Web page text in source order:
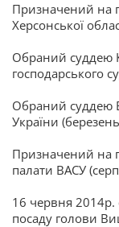
Призначений на
Херсонської
Обраний суддею
господарського
Обраний суддею
України
Призначений на
палати ВАСУ
16 червня
посаду голови